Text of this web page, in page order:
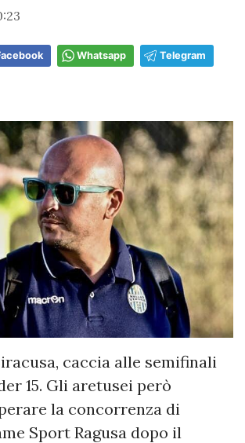
Whatsapp Telegram
caccia alle semifinali
15. Gli aretusei però
la concorrenza di
Sport Ragusa dopo il